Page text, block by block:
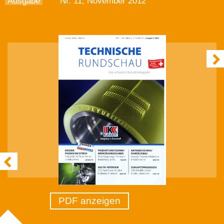
PDF anzeigen